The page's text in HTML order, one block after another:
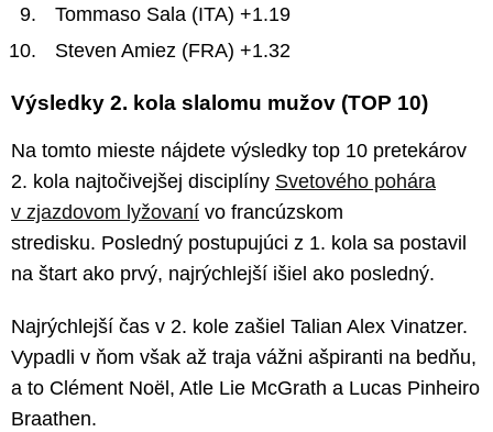
Tommaso Sala (ITA) +1.19
Steven Amiez (FRA) +1.32
Výsledky 2. kola slalomu mužov (TOP 10)
Na tomto mieste nájdete výsledky top 10 pretekárov
2. kola najtočivejšej disciplíny Svetového pohára
v zjazdovom lyžovaní vo francúzskom
stredisku. Posledný postupujúci z 1. kola sa postavil
na štart ako prvý, najrýchlejší išiel ako posledný.
Najrýchlejší čas v 2. kole zašiel Talian Alex Vinatzer.
Vypadli v ňom však až traja vážni ašpiranti na bedňu,
a to Clément Noël, Atle Lie McGrath a Lucas Pinheiro
Braathen.